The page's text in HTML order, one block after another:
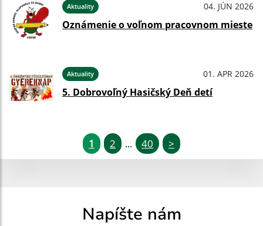
Aktuality 04. JÚN 2026
Oznámenie o voľnom pracovnom mieste
Aktuality 01. APR 2026
5. Dobrovoľný Hasičský Deň detí
1 2 ... 40 >
Napíšte nám